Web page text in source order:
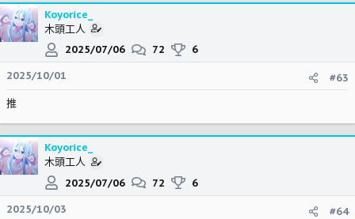
Koyorice_
木頭工人
2025/07/06
72
6
2025/10/01
#63
推
Koyorice_
木頭工人
2025/07/06
72
6
2025/10/03
#64